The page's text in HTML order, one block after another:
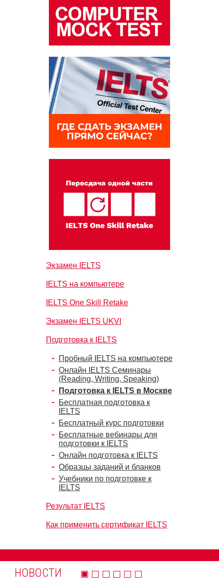
Экзамен IELTS
IELTS на компьютере
IELTS One Skill Retake
Экзамен IELTS UKVI
Подготовка к IELTS
Пробный IELTS на компьютере
Онлайн IELTS Семинары
(Reading, Writing, Speaking)
Подготовка к IELTS в Москве
Бесплатная подготовка к
IELTS
Бесплатный курс подготовки
Бесплатные вебинары для
подготовки к IELTS
Онлайн подготовка к IELTS
Образцы заданий и бланков
Учебники по подготовке к
IELTS
Результат IELTS
Как применить сертификат IELTS
НОВОСТИ